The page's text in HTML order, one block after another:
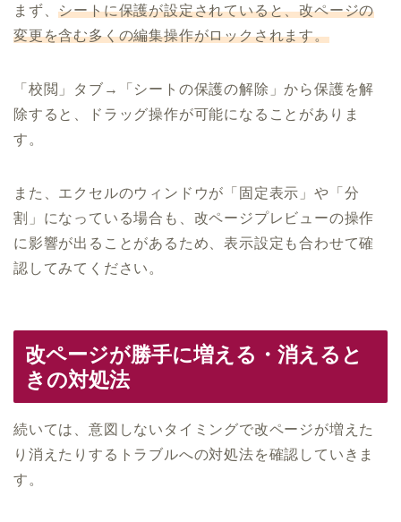
まず、シートに保護が設定されていると、改ページの
変更を含む多くの編集操作がロックされます。
「校閲」タブ→「シートの保護の解除」から保護を解
除すると、ドラッグ操作が可能になることがありま
す。
また、エクセルのウィンドウが「固定表示」や「分
割」になっている場合も、改ページプレビューの操作
に影響が出ることがあるため、表示設定も合わせて確
認してみてください。
改ページが勝手に増える・消えると
きの対処法
続いては、意図しないタイミングで改ページが増えた
り消えたりするトラブルへの対処法を確認していきま
す。